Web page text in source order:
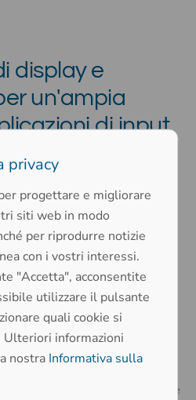
display e
un'ampia
di input
per l'industria
quasi tutte le applicazioni,
utente e facilitando il
funzioni. Per questo
sono onnipresenti come
e di comando nei prodotti
per il funzionamento
tecnologie diverse, ma è
user-friendly dei
questo obiettivo può essere
privacy
progettare e migliorare
siti web in modo
per riprodurre notizie
con i vostri interessi.
"Accetta", acconsentite
utilizzare il pulsante
quali cookie si
Ulteriori informazioni
nostra Informativa sulla